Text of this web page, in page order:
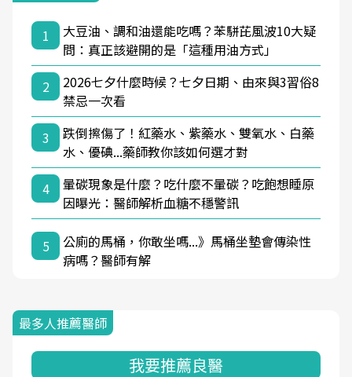
1
大豆油、調和油還能吃嗎？苯駢芘風波10大疑
問：真正該避開的是「這種用油方式」
2
2026七夕什麼時候？七夕日期、由來與3習俗8
禁忌一次看
3
跌倒擦傷了！紅藥水、紫藥水、雙氧水、白藥
水、優碘...藥師教你該如何選才對
4
暈碳現象是什麼？吃什麼不暈碳？吃飽想睡原
因曝光：醫師解析血糖不穩警訊
5
公廁的馬桶，你敢坐嗎...》馬桶坐墊會傳染性
病嗎？醫師有解
最多人推薦醫師
我要推薦良醫